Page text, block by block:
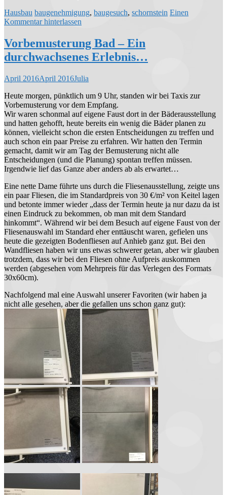
Hausbau baugenehmigung, baugesuch, schornstein Einen
Kommentar hinterlassen
Vorbemusterung Bad – Ein
durchwachsenes Erlebnis…
April 2016April 2016Julia
Heute morgen, pünktlich um 9 Uhr, standen wir bei Taxis zur
Vorbemusterung vor dem Empfang.
Wir waren schonmal auf eigene Faust dort in der Bäderausstellung
und hatten gehofft, heute bereits ein wenig die Bäder planen zu
können, vielleicht schon die ersten Entscheidungen zu treffen und
auch schon ein paar Preise zu erfahren. Wir hatten den Termin
gemacht, damit wir am Tag der Bemusterung nicht alle
Entscheidungen (und die Planung) spontan treffen müssen.
Irgendwie lief das Ganze aber anders ab als erwartet…
Eine nette Dame führte uns durch die Fliesenausstellung, zeigte uns
ein paar Fliesen, die im Standardpreis von 30 €/m² von Keitel lagen
und betonte immer wieder „dass der Termin heute ja nur dazu da ist
einen Eindruck zu bekommen, ob man mit dem Standard
hinkommt“. Während wir bei dem Besuch auf eigene Faust von der
Fliesenauswahl im Standard eher enttäuscht waren, gefielen uns
heute die gezeigten Bodenfliesen auf Anhieb ganz gut. Bei den
Wandfliesen haben wir uns etwas schwerer getan, aber wir glauben
trotzdem, dass wir bei den Fliesen ohne Aufpreis auskommen
werden (abgesehen vom Mehrpreis für das Verlegen des Formats
30x60cm).
Nachfolgend mal eine Auswahl unserer Favoriten (wir haben ja
nicht alle gesehen, aber die gefallen uns schon ganz gut):